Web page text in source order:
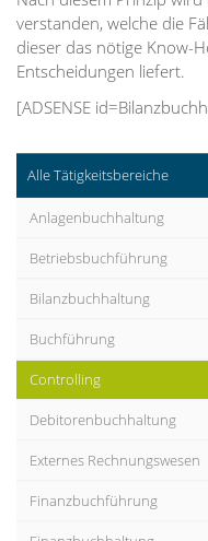
verstanden, welche die
dieser das nötige Know-
Entscheidungen liefert.
[ADSENSE
Alle Tätigkeitsbereiche
Anlagenbuchhaltung
Betriebsbuchführung
Bilanzbuchhaltung
Buchführung
Controlling
Debitorenbuchhaltung
Externes Rechnungswesen
Finanzbuchführung